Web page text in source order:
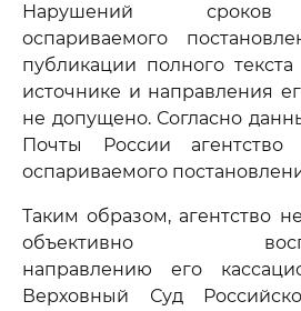
Нарушений сроков
оспариваемого
публикации полного
источнике и направления
не допущено. Согласно
Почты России
оспариваемого
Таким образом, агентство
объективно
направлению его
Верховный Суд